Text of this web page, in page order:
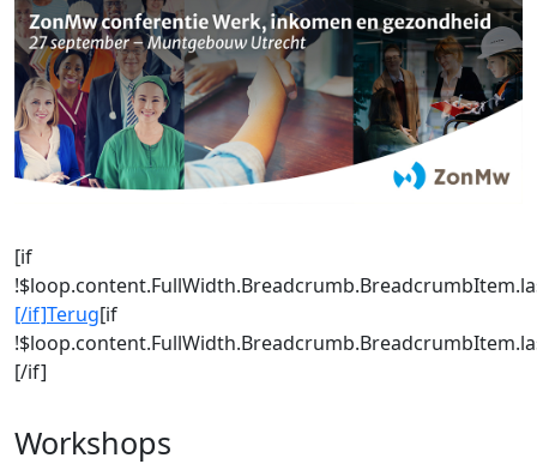
[if
[/if]Terug[if
[/if]
Workshops